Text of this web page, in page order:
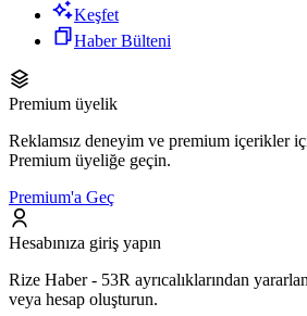
Keşfet
Haber Bülteni
Premium üyelik
Reklamsız deneyim ve premium içerikler
Premium üyeliğe geçin.
Premium'a Geç
Hesabınıza giriş yapın
Rize Haber - 53R ayrıcalıklarından
veya hesap oluşturun.